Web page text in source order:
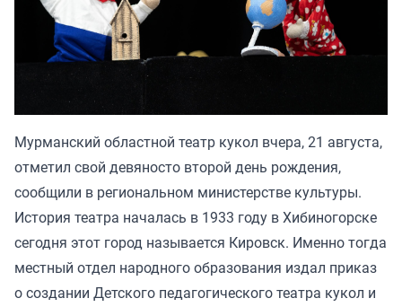
Мурманский областной театр кукол вчера, 21 августа,
отметил свой девяносто второй день рождения,
сообщили в региональном министерстве культуры.
История театра началась в 1933 году в Хибиногорске
сегодня этот город называется Кировск. Именно тогда
местный отдел народного образования издал приказ
о создании Детского педагогического театра кукол и